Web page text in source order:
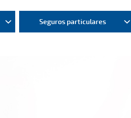
Seguros particulares